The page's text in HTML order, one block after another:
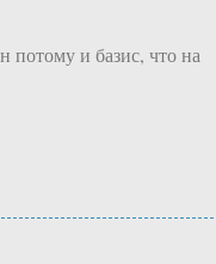
потому и базис, что на